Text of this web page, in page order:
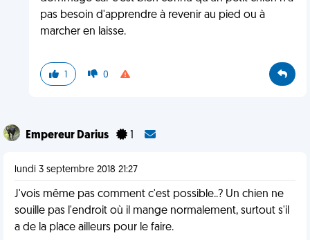
pas besoin d'apprendre à revenir au pied ou à
marcher en laisse.
1 0
Empereur Darius
lundi 3 septembre 2018 21:27
J'vois même pas comment c'est possible..? Un chien ne
souille pas l'endroit où il mange normalement, surtout s'il
a de la place ailleurs pour le faire.